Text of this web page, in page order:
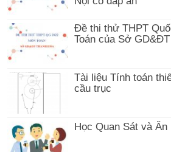
Đề thi thử THPT
Toán của Sở
Tài liệu Tính toán
cầu trục
Học Quan Sát và